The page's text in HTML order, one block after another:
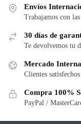
Envíos
Trabajamos con
30 días de
Te devolvemos tu
Mercado
Clientes
Compra 100%
PayPal /